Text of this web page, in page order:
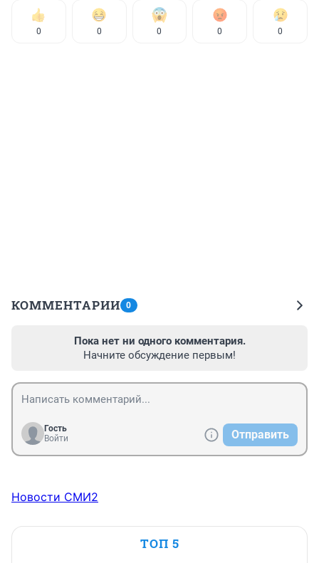
0 0 0 0 0
КОММЕНТАРИИ 0
Пока нет ни одного комментария.
Начните обсуждение первым!
Гость
Войти
Отправить
Новости СМИ2
ТОП 5